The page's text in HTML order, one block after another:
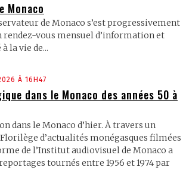
Monaco
de Monaco s’est progressivement
rendez-vous mensuel d’information et
la vie de...
À 16H47
dans le Monaco des années 50 à
dans le Monaco d’hier. À travers un
d’actualités monégasques filmées
de l’Institut audiovisuel de Monaco a
tournés entre 1956 et 1974 par